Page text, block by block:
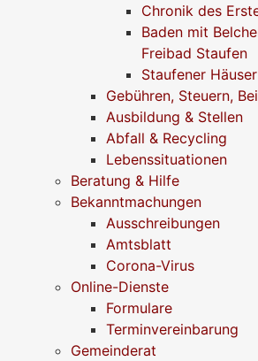
Chronik des
Baden mit
Freibad Staufen
Staufener Häuser
Gebühren, Steuern,
Ausbildung & Stellen
Abfall & Recycling
Lebenssituationen
Beratung & Hilfe
Bekanntmachungen
Ausschreibungen
Amtsblatt
Corona-Virus
Online-Dienste
Formulare
Terminvereinbarung
Gemeinderat